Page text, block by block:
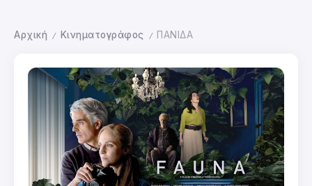
Αρχική / Κινηματογράφος / ΠΑΝΙΔΑ